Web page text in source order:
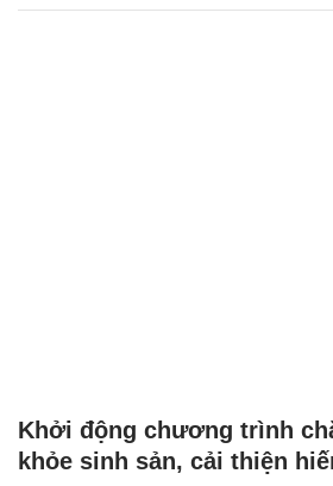
Khởi động chương trình
khỏe sinh sản, cải thiện